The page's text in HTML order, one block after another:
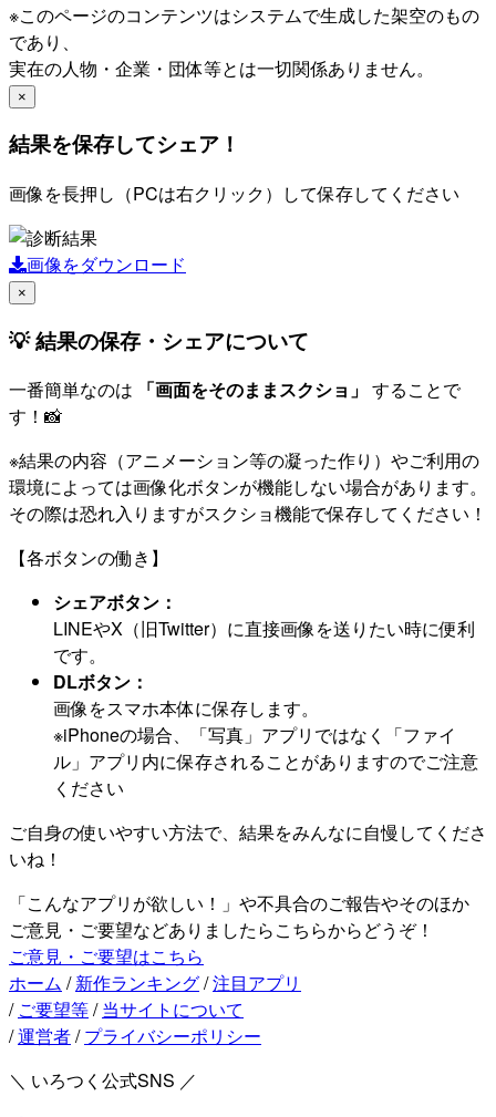
※このページのコンテンツはシステムで生成した架空のもの
であり、
実在の人物・企業・団体等とは一切関係ありません。
×
結果を保存してシェア！
画像を長押し（PCは右クリック）して保存してください
画像をダウンロード
×
💡 結果の保存・シェアについて
一番簡単なのは 「画面をそのままスクショ」 することで
す！📸
※結果の内容（アニメーション等の凝った作り）やご利用の
環境によっては画像化ボタンが機能しない場合があります。
その際は恐れ入りますがスクショ機能で保存してください！
【各ボタンの働き】
シェアボタン：
LINEやX（旧Twitter）に直接画像を送りたい時に便利
です。
DLボタン：
画像をスマホ本体に保存します。
※iPhoneの場合、「写真」アプリではなく「ファイ
ル」アプリ内に保存されることがありますのでご注意
ください
ご自身の使いやすい方法で、結果をみんなに自慢してくださ
いね！
「こんなアプリが欲しい！」や不具合のご報告やそのほか
ご意見・ご要望などありましたらこちらからどうぞ！
ご意見・ご要望はこちら
ホーム / 新作ランキング/注目アプリ
/ ご要望等/ 当サイトについて
/運営者/ プライバシーポリシー
＼ いろつく公式SNS ／